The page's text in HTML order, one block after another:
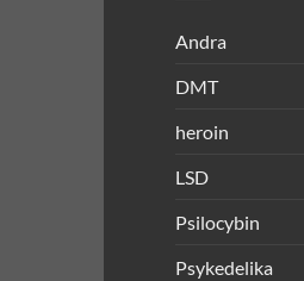
Andra
DMT
heroin
LSD
Psilocybin
Psykedelika